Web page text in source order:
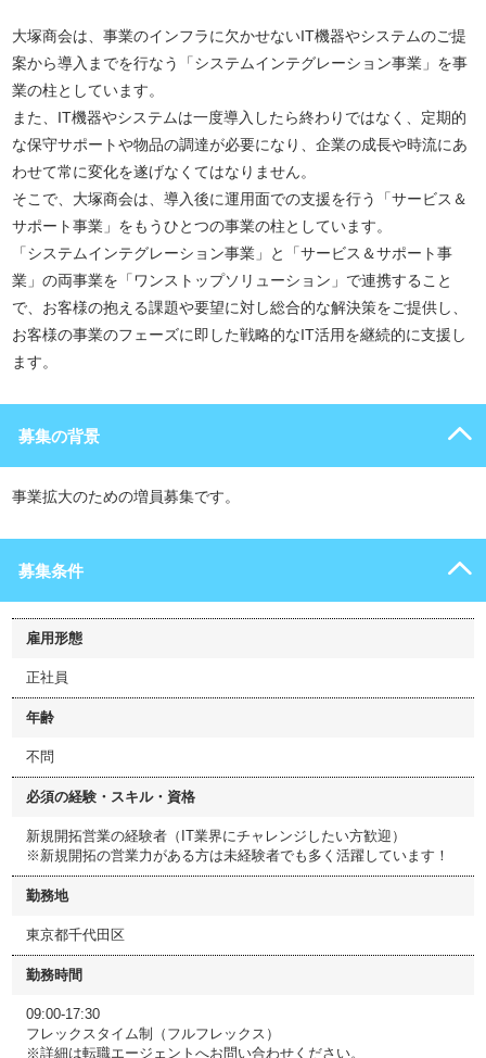
大塚商会は、事業のインフラに欠かせないIT機器やシステムのご提
案から導入までを行なう「システムインテグレーション事業」を事
業の柱としています。
また、IT機器やシステムは一度導入したら終わりではなく、定期的
な保守サポートや物品の調達が必要になり、企業の成長や時流にあ
わせて常に変化を遂げなくてはなりません。
そこで、大塚商会は、導入後に運用面での支援を行う「サービス＆
サポート事業」をもうひとつの事業の柱としています。
「システムインテグレーション事業」と「サービス＆サポート事
業」の両事業を「ワンストップソリューション」で連携すること
で、お客様の抱える課題や要望に対し総合的な解決策をご提供し、
お客様の事業のフェーズに即した戦略的なIT活用を継続的に支援し
ます。
募集の背景
事業拡大のための増員募集です。
募集条件
雇用形態
正社員
年齢
不問
必須の経験・スキル・資格
新規開拓営業の経験者（IT業界にチャレンジしたい方歓迎）
※新規開拓の営業力がある方は未経験者でも多く活躍しています！
勤務地
東京都千代田区
勤務時間
09:00-17:30
フレックスタイム制（フルフレックス）
※詳細は転職エージェントへお問い合わせください。